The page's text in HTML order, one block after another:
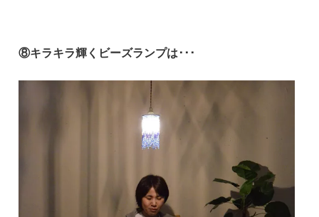
⑧キラキラ輝くビーズランプは･･･